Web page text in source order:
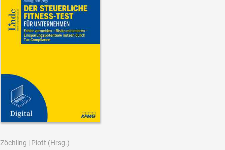
Zöchling | Plott (Hrsg.)